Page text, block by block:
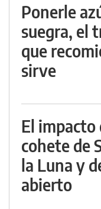
Ponerle
suegra, el
que
sirve
El impacto
cohete de
la Luna y
abierto